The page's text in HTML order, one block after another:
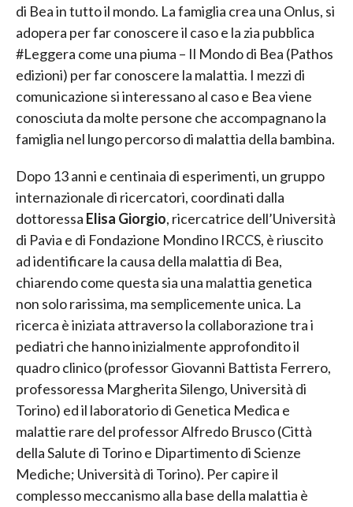
di Bea in tutto il mondo. La famiglia crea una Onlus, si
adopera per far conoscere il caso e la zia pubblica
#Leggera come una piuma – Il Mondo di Bea (Pathos
edizioni) per far conoscere la malattia. I mezzi di
comunicazione si interessano al caso e Bea viene
conosciuta da molte persone che accompagnano la
famiglia nel lungo percorso di malattia della bambina.
Dopo 13 anni e centinaia di esperimenti, un gruppo
internazionale di ricercatori, coordinati dalla
dottoressa Elisa Giorgio, ricercatrice dell’Università
di Pavia e di Fondazione Mondino IRCCS, è riuscito
ad identificare la causa della malattia di Bea,
chiarendo come questa sia una malattia genetica
non solo rarissima, ma semplicemente unica. La
ricerca è iniziata attraverso la collaborazione tra i
pediatri che hanno inizialmente approfondito il
quadro clinico (professor Giovanni Battista Ferrero,
professoressa Margherita Silengo, Università di
Torino) ed il laboratorio di Genetica Medica e
malattie rare del professor Alfredo Brusco (Città
della Salute di Torino e Dipartimento di Scienze
Mediche; Università di Torino). Per capire il
complesso meccanismo alla base della malattia è